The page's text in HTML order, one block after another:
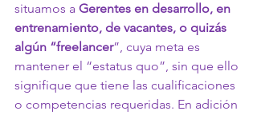
situamos a Gerentes en desarrollo, en
entrenamiento, de vacantes, o quizás
algún “freelancer”, cuya meta es
mantener el “estatus quo”, sin que ello
signifique que tiene las cualificaciones
o competencias requeridas. En adición